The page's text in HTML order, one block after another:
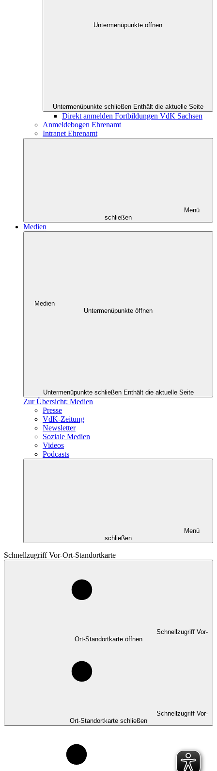
Untermenüpunkte öffnen
Untermenüpunkte schließen Enthält die aktuelle Seite
Direkt anmelden Fortbildungen VdK Sachsen
Anmeldebogen Ehrenamt
Intranet Ehrenamt
Menü
schließen
Medien
Medien
Untermenüpunkte öffnen
Untermenüpunkte schließen Enthält die aktuelle Seite
Zur Übersicht: Medien
Presse
VdK-Zeitung
Newsletter
Soziale Medien
Videos
Podcasts
Menü
schließen
Schnellzugriff Vor-Ort-Standortkarte
Schnellzugriff Vor-
Ort-Standortkarte öffnen
Schnellzugriff Vor-
Ort-Standortkarte schließen